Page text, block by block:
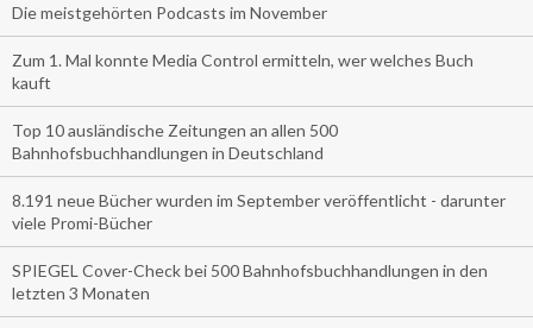
Die meistgehörten Podcasts im November
Zum 1. Mal konnte Media Control ermitteln, wer welches Buch
kauft
Top 10 ausländische Zeitungen an allen 500
Bahnhofsbuchhandlungen in Deutschland
8.191 neue Bücher wurden im September veröffentlicht - darunter
viele Promi-Bücher
SPIEGEL Cover-Check bei 500 Bahnhofsbuchhandlungen in den
letzten 3 Monaten